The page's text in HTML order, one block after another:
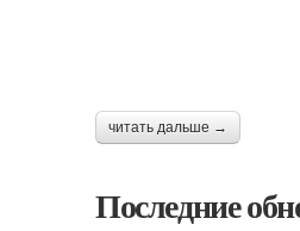
читать дальше →
Последние